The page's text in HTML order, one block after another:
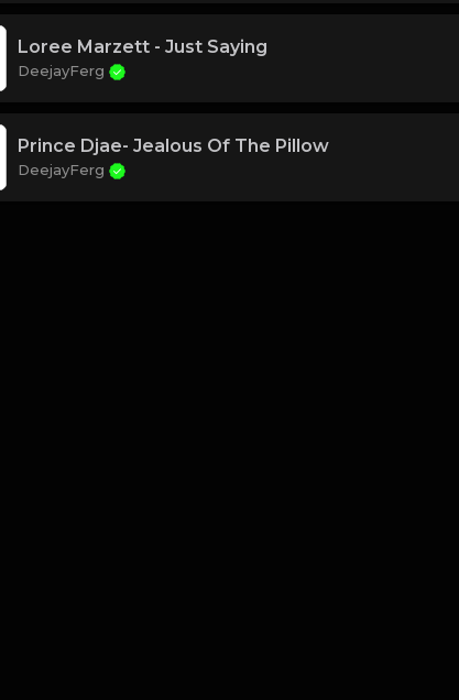
Loree Marzett - Just Saying
DeejayFerg
Prince Djae- Jealous Of The Pillow
DeejayFerg